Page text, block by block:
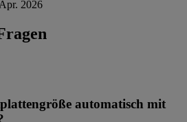
2026
automatisch mit